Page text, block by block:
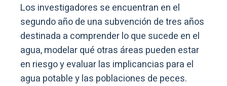
Los investigadores se encuentran en el
segundo año de una subvención de tres años
destinada a comprender lo que sucede en el
agua, modelar qué otras áreas pueden estar
en riesgo y evaluar las implicancias para el
agua potable y las poblaciones de peces.